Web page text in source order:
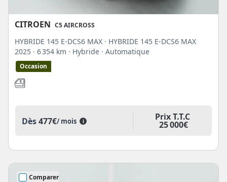
CITROEN C5 AIRCROSS
HYBRIDE 145 E-DCS6 MAX · HYBRIDE 145 E-DCS6 MAX
2025 · 6 354 km · Hybride · Automatique
Occasion
Dès477€/ mois i Prix T.T.C
25 000€
Comparer